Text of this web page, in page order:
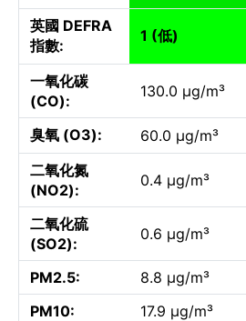
英國 DEFRA
指數:
1 (低)
一氧化碳
(CO):
130.0 µg/m³
臭氧 (O3):
60.0 µg/m³
二氧化氮
(NO2):
0.4 µg/m³
二氧化硫
(SO2):
0.6 µg/m³
PM2.5:
8.8 µg/m³
PM10:
17.9 µg/m³